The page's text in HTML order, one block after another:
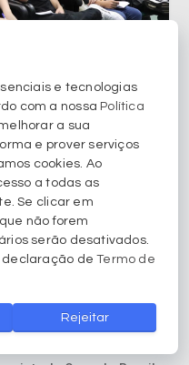
de Vereadores
e tecnologias
com a nossa Política
a sua
e prover serviços
cookies. Ao
a todas as
Se clicar em
não forem
serão desativados.
declaração deTermo de
Rejeitar